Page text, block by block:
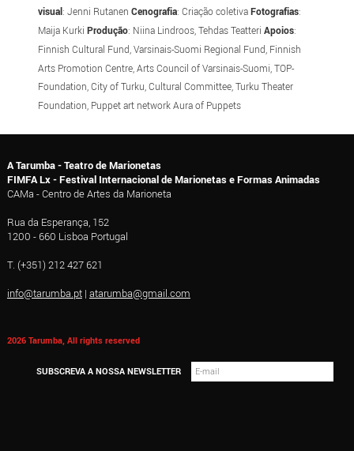
visual: Jenni RutanenCenografia: Criação coletivaFotografias:
Maija KurkiProdução: Niina Lindroos, Tehdas TeatteriApoios:
Finnish Cultural Fund, Varsinais-Suomi Regional Fund, Finnish
Arts Promotion Centre, Arts Council of Varsinais-Suomi, TOP-
Foundation, City of Turku, Cultural Committee, Turku Theater
Foundation, Puppet art network Aura of Puppets
A Tarumba - Teatro de Marionetas
FIMFA Lx - Festival Internacional de Marionetas e Formas Animadas
CAMa - Centro de Artes da Marioneta
Rua da Esperança, 152
1200 - 660 Lisboa Portugal
T. (+351) 212 427 621
info@tarumba.pt| atarumba@gmail.com
2026 Tarumba, All rights reserved
SUBSCREVA A NOSSA NEWSLETTER